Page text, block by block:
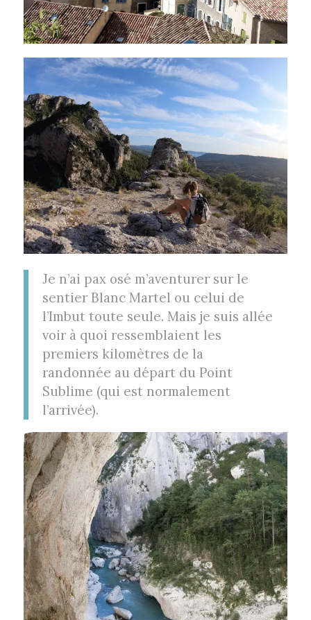
Je n’ai pax osé m’aventurer sur le
sentier Blanc Martel ou celui de
l’Imbut toute seule. Mais je suis allée
voir à quoi ressemblaient les
premiers kilomètres de la
randonnée au départ du Point
Sublime (qui est normalement
l’arrivée).